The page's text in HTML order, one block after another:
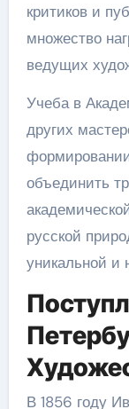
критиков и
множество
ведущих
Учеба в
других
объединить
русской
уникальной и
В 1856 году